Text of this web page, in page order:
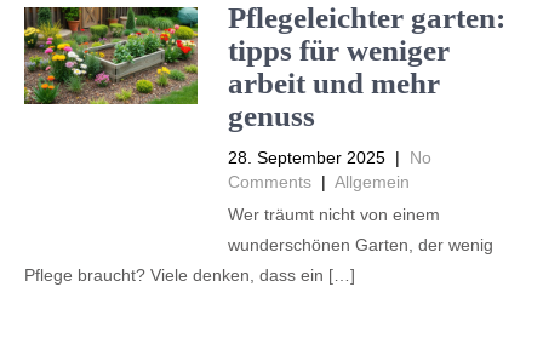
Pflegeleichter garten:
tipps für weniger
arbeit und mehr
genuss
28. September 2025 | No
Comments | Allgemein
Wer träumt nicht von einem
wunderschönen Garten, der wenig
Pflege braucht? Viele denken, dass ein […]